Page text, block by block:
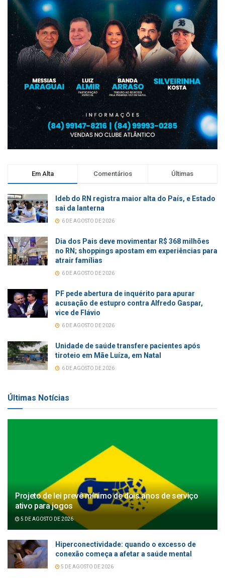
Em Alta Comentários Últimas
Ideb do RN registra maior alta do País, e Estado
sai da lanterna
6 DE AGOSTO DE 2026
Dia dos Pais deve movimentar R$ 368 milhões
no RN; shoppings apostam em experiências para
atrair famílias
6 DE AGOSTO DE 2026
PF pede abertura de inquérito para apurar
acusação de estupro contra Alfredo Gaspar,
vice de Flávio
6 DE AGOSTO DE 2026
Unidade de saúde transfere pacientes após
tiroteio em Mãe Luíza, em Natal
6 DE AGOSTO DE 2026
Últimas Notícias
Projeto de lei prevê mínimo de dois anos de serviço
ativo para jogos
5 DE AGOSTO DE 2026
Hiperconectividade: quando o excesso de
conexão começa a afetar a saúde mental
5 DE AGOSTO DE 2026